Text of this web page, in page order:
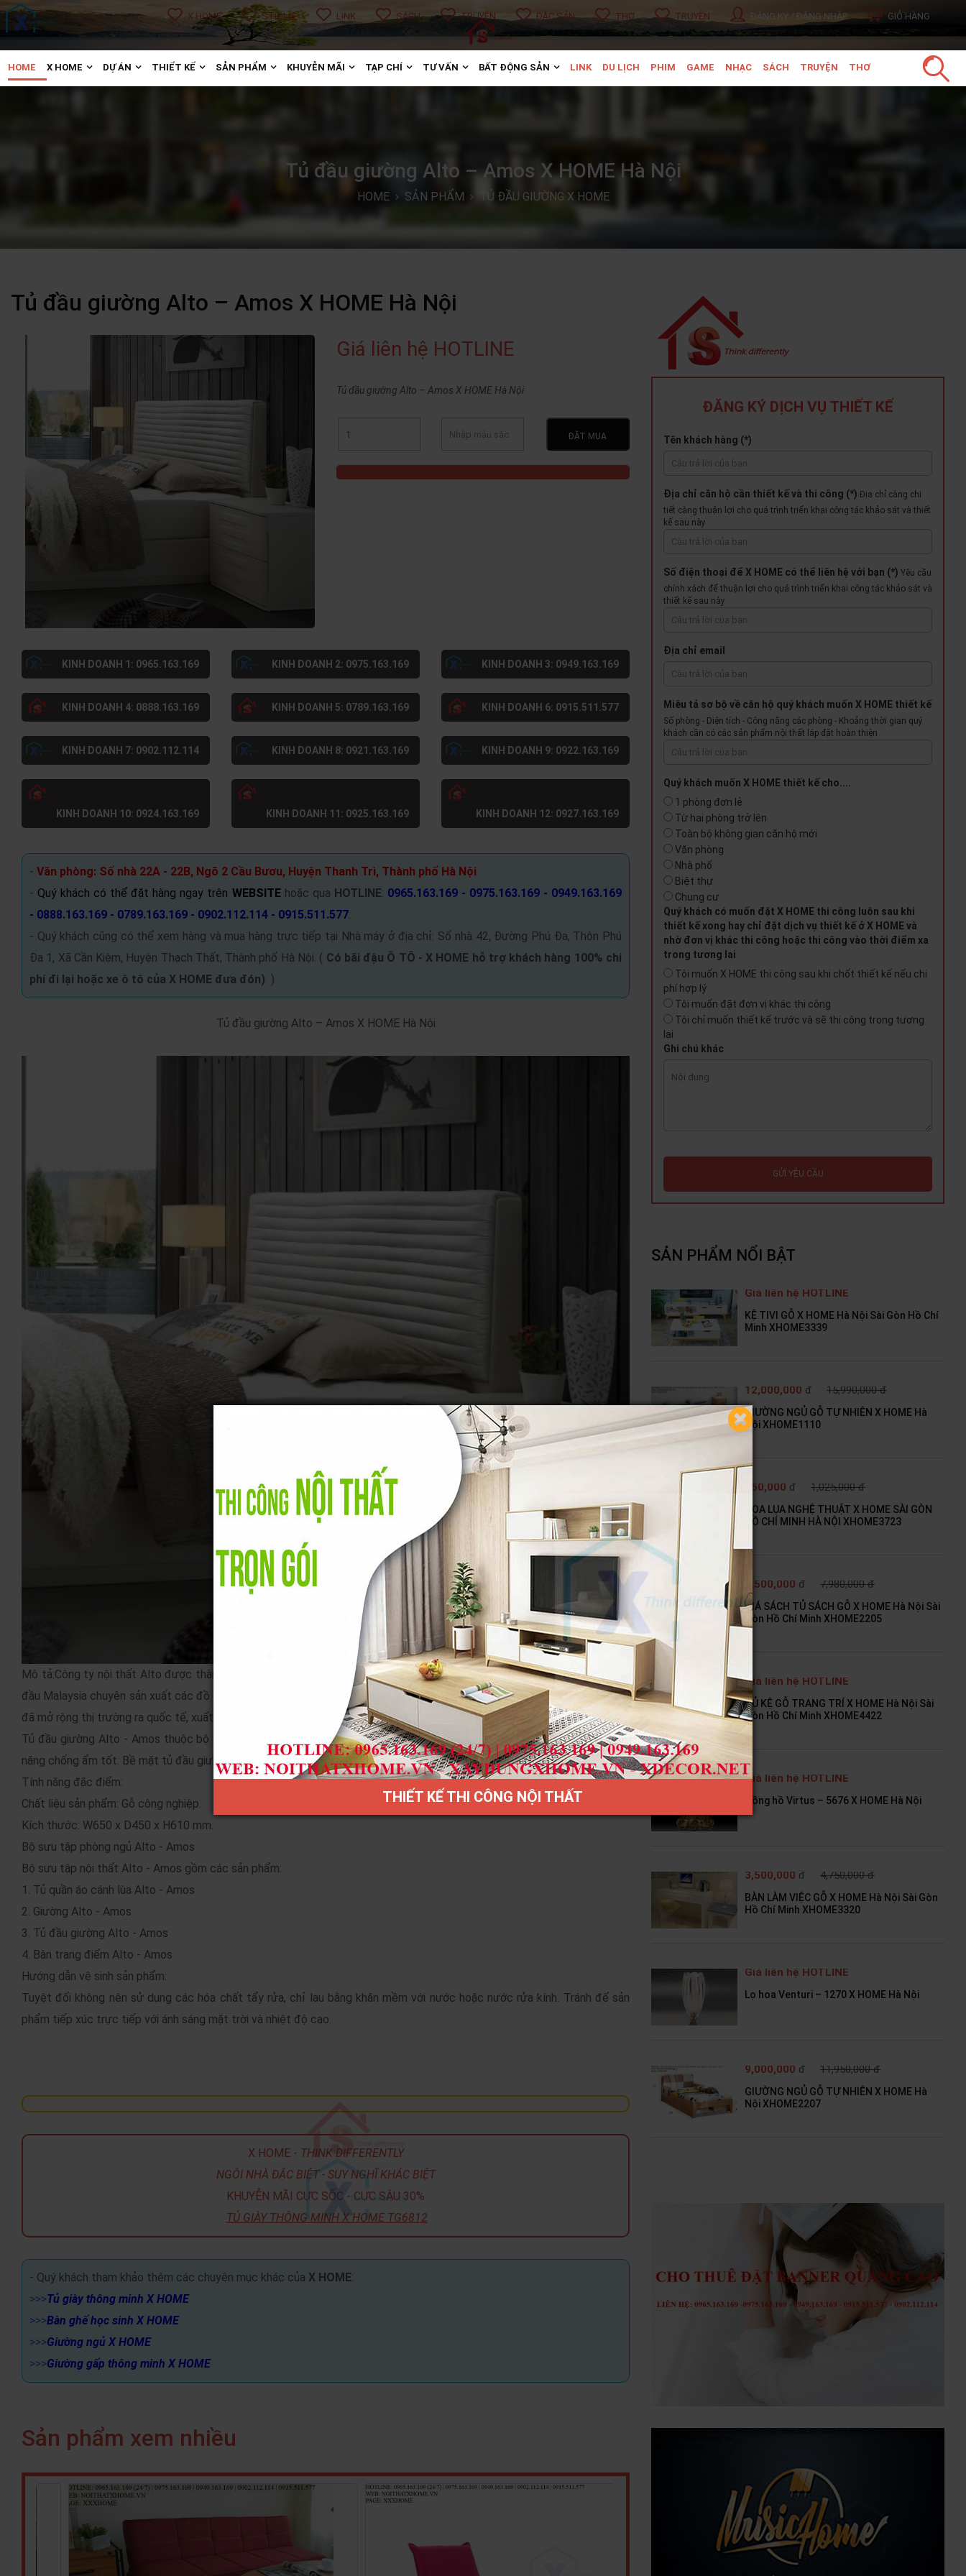
X HOME S HOME LINK SÁCH TRUYỆN ĐẶC SẢN THƠ TRUYỆN ĐĂNG KÝ / ĐĂNG NHẬP GIỎ HÀNG
HOME X HOME DỰ ÁN THIẾT KẾ SẢN PHẨM KHUYỄN MÃI TẠP CHÍ TƯ VẤN BẤT ĐỘNG SẢN LINK DU LỊCH PHIM GAME NHẠC SÁCH TRUYỆN THƠ
Tủ đầu giường Alto – Amos X HOME Hà Nội
HOME SẢN PHẨM TỦ ĐẦU GIƯỜNG X HOME
Tủ đầu giường Alto – Amos X HOME Hà Nội
Giá liên hệ HOTLINE
Tủ đầu giường Alto – Amos X HOME Hà Nội
ĐẶT MUA
KINH DOANH 1: 0965.163.169 KINH DOANH 2: 0975.163.169 KINH DOANH 3: 0949.163.169
KINH DOANH 4: 0888.163.169 KINH DOANH 5: 0789.163.169 KINH DOANH 6: 0915.511.577
KINH DOANH 7: 0902.112.114 KINH DOANH 8: 0921.163.169 KINH DOANH 9: 0922.163.169
KINH DOANH 10: 0924.163.169 KINH DOANH 11: 0925.163.169 KINH DOANH 12: 0927.163.169
- Văn phòng: Số nhà 22A - 22B, Ngõ 2 Cầu Bươu, Huyện Thanh Trì, Thành phố Hà Nội
- Quý khách có thể đặt hàng ngay trên WEBSITE hoặc qua HOTLINE: 0965.163.169 - 0975.163.169 - 0949.163.169
- 0888.163.169 - 0789.163.169 - 0902.112.114 - 0915.511.577.
- Quý khách cũng có thể xem hàng và mua hàng trực tiếp tại Nhà máy ở địa chỉ: Số nhà 42, Đường Phú Đa, Thôn Phú
Đa 1, Xã Cần Kiệm, Huyện Thạch Thất, Thành phố Hà Nội. ( Có bãi đậu Ô TÔ - X HOME hỗ trợ khách hàng 100% chi
phí đi lại hoặc xe ô tô của X HOME đưa đón) )
Tủ đầu giường Alto – Amos X HOME Hà Nội
Mô tả:Công ty nội thất Alto được thành lập năm 2005 tại Johor, Malaysia. Alto đã vươn lên là nhà sản xuất nội thất hàng
đầu Malaysia chuyên sản xuất các đồ nội thất phòng ngủ chất lượng cao nhưng giá thành lại vô cùng hợp lý. Đến nay, Alto
đã mở rộng thị trường ra quốc tế, xuất khẩu sang 14 nước điển hình như: Singapore, Indonesia, Brunei, Saudi Arab,…
Tủ đầu giường Alto - Amos thuộc bộ sưu tập Amos, được làm bằng gỗ công nghiệp với độ cứng và độ bền cao, có khả
năng chống ẩm tốt. Bề mặt tủ đầu giường được sơn phủ bóng, chắc chắn, chống nóng, chống vi khuẩn và chống hóa chất.
Tính năng đặc điểm:
Chất liệu sản phẩm: Gỗ công nghiệp.
Kích thước: W650 x D450 x H610 mm.
Bộ sưu tập phòng ngủ Alto - Amos
Bộ sưu tập nội thất Alto - Amos gồm các sản phẩm:
1. Tủ quần áo cánh lùa Alto - Amos
2. Giường Alto - Amos
3. Tủ đầu giường Alto - Amos
4. Bàn trang điểm Alto - Amos
Hướng dẫn vệ sinh sản phẩm:
Tuyệt đối không nên sử dụng các hóa chất tẩy rửa, chỉ lau bằng khăn mềm với nước hoặc nước rửa kính. Tránh để sản
phẩm tiếp xúc trực tiếp với ánh sáng mặt trời và nhiệt độ cao.
X HOME - THINK DIFFERENTLY
NGÔI NHÀ ĐẶC BIỆT - SUY NGHĨ KHÁC BIỆT
KHUYỄN MÃI CỰC SỐC - CỰC SÂU 30%
TỦ GIÀY THÔNG MINH X HOME TG6812
- Quý khách tham khảo thêm các chuyên mục khác của X HOME:
>>>Tủ giày thông minh X HOME
>>>Bàn ghế học sinh X HOME
>>>Giường ngủ X HOME
>>>Giường gấp thông minh X HOME
Sản phẩm xem nhiều
ĐĂNG KÝ DỊCH VỤ THIẾT KẾ
Tên khách hàng (*)
Địa chỉ căn hộ cần thiết kế và thi công (*) Địa chỉ càng chi
tiết càng thuận lợi cho quá trình triển khai công tác khảo sát và thiết
kế sau này
Số điện thoại để X HOME có thể liên hệ với bạn (*) Yêu cầu
chính xách để thuận lợi cho quá trình triển khai công tác khảo sát và
thiết kế sau này
Địa chỉ email
Miêu tả sơ bộ về căn hộ quý khách muốn X HOME thiết kế
Số phòng - Diện tích - Công năng các phòng - Khoảng thời gian quý
khách cần có các sản phẩm nội thất lắp đặt hoàn thiện
Quý khách muốn X HOME thiết kế cho....
1 phòng đơn lẻ
Từ hai phòng trở lên
Toàn bộ không gian căn hộ mới
Văn phòng
Nhà phố
Biệt thự
Chung cư
Quý khách có muốn đặt X HOME thi công luôn sau khi
thiết kế xong hay chỉ đặt dịch vụ thiết kế ở X HOME và
nhờ đơn vị khác thi công hoặc thi công vào thời điểm xa
trong tương lai
Tôi muốn X HOME thi công sau khi chốt thiết kế nếu chi
phí hợp lý
Tôi muốn đặt đơn vị khác thi công
Tôi chỉ muốn thiết kế trước và sẽ thi công trong tương
lai
Ghi chú khác
GỬI YÊU CẦU
SẢN PHẨM NỔI BẬT
Giá liên hệ HOTLINE
KỆ TIVI GỖ X HOME Hà Nội Sài Gòn Hồ Chí
Minh XHOME3339
12,000,000 đ 15,990,000 đ
GIƯỜNG NGỦ GỖ TỰ NHIÊN X HOME Hà
Nội XHOME1110
750,000 đ 1,025,000 đ
HOA LỤA NGHỆ THUẬT X HOME SÀI GÒN
HỒ CHÍ MINH HÀ NỘI XHOME3723
6,500,000 đ 7,980,000 đ
GIÁ SÁCH TỦ SÁCH GỖ X HOME Hà Nội Sài
Gòn Hồ Chí Minh XHOME2205
Giá liên hệ HOTLINE
TỦ KỆ GỖ TRANG TRÍ X HOME Hà Nội Sài
Gòn Hồ Chí Minh XHOME4422
Giá liên hệ HOTLINE
Đồng hồ Virtus – 5676 X HOME Hà Nội
3,500,000 đ 4,750,000 đ
BÀN LÀM VIỆC GỖ X HOME Hà Nội Sài Gòn
Hồ Chí Minh XHOME3320
Giá liên hệ HOTLINE
Lọ hoa Venturi – 1270 X HOME Hà Nội
9,000,000 đ 11,950,000 đ
GIƯỜNG NGỦ GỖ TỰ NHIÊN X HOME Hà
Nội XHOME2207
THIẾT KẾ THI CÔNG NỘI THẤT